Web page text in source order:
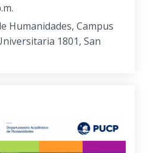
Humanidades, Campus
1801, San